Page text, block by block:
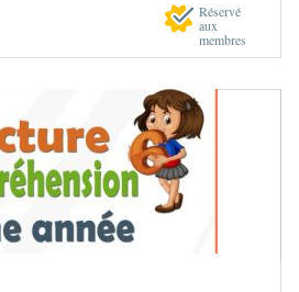
Réservé
aux
membres